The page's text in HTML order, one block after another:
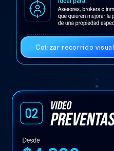
Cotizar recorrido visual